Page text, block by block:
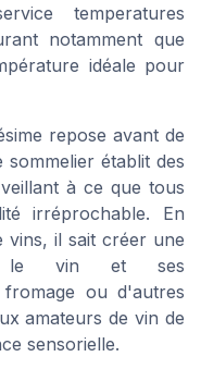
temperatures
notamment que
idéale pour
repose avant de
sommelier établit des
à ce que tous
irréprochable. En
vins, il sait créer une
le vin et ses
ou d'autres
amateurs de vin de
sensorielle.